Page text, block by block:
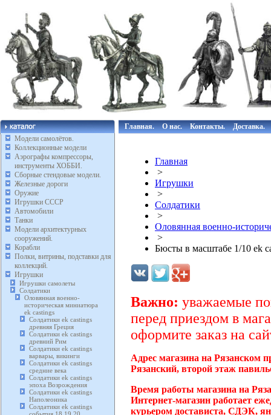
Модели самолётов.
Коллекционные модели
Аэрографы компрессоры,
инструменты ХОББИ.
Сборные стендовые модели.
Железные дороги
Оружие
Игрушки СССР
Автомобили
Танки
Модели архитектурных
сооружений.
Корабли
Полки, витрины, подставки для
коллекций.
Игрушки
Игрушки самолеты
Солдатики
Оловянная военно-
историческая миниатюра
ek castings
Солдатики ek castings
древняя Греция
Солдатики ek castings
древний Рим
Солдатики ek castings
варвары, викинги
Солдатики ek castings
средние века
Солдатики ek castings
эпоха Возрождения
Солдатики ek castings
Наполеоника
Солдатики ek castings
Главная. О нас. Контакты. Доставка.
Главная
>
Игрушки
>
Солдатики
>
Оловянная военно-
>
Бюсты в масштабе 1/10 ek
Важно: уважаемые
перед приездом в
оформите заказ на
Адрес магазина на Рязанском
Рязанский, второй этаж
Время работы магазина на
Интернет-магазин работает
курьером достависта, СДЭК,